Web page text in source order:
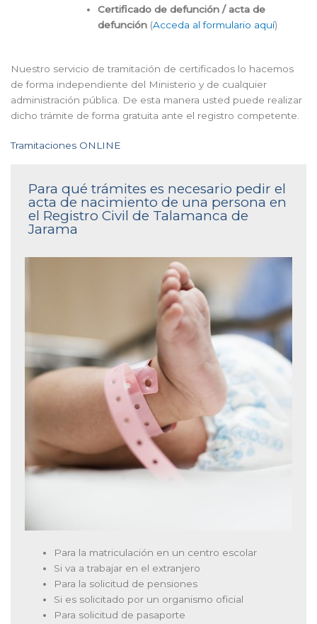
Certificado de defunción / acta de
defunción (Acceda al formulario aquí)
Nuestro servicio de tramitación de certificados lo hacemos
de forma independiente del Ministerio y de cualquier
administración pública. De esta manera usted puede realizar
dicho trámite de forma gratuita ante el registro competente.
Tramitaciones ONLINE
Para qué trámites es necesario pedir el
acta de nacimiento de una persona en
el Registro Civil de Talamanca de
Jarama
Para la matriculación en un centro escolar
Si va a trabajar en el extranjero
Para la solicitud de pensiones
Si es solicitado por un organismo oficial
Para solicitud de pasaporte